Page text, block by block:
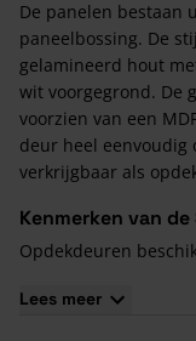
De panelen bestaan
paneelbossing. De
gelamineerd hout
wit voorgegrond. De
voorzien van een
deur heel eenvoudig
verkrijgbaar als
Kenmerken van
Opdekdeuren
Alle deuren hebben
Lees meer